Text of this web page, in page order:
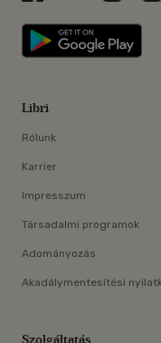
Libri
Rólunk
Karrier
Impresszum
Társadalmi programok
Adományozás
Akadálymentesítési